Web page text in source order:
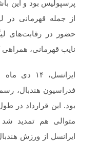
پرسپولیس بود و این
از جمله قهرمانی در
حضور در رقابت‌های
نایب قهرمانی، همراهی
فدراسیون هندبال،
بود. این قرارداد در
متوالی هم تمدید شد
ایرانسل از ورزش